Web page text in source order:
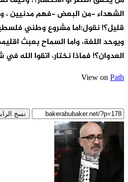
الشهداء -من البعض -فهم مدنيين ،
قليل؟! نقول:اما مشروع وطني
ويوحد اللغة، واما السماح بعبث
العدوان؟! فماذا نختار، اتقوا الله
View onPath
نسخ